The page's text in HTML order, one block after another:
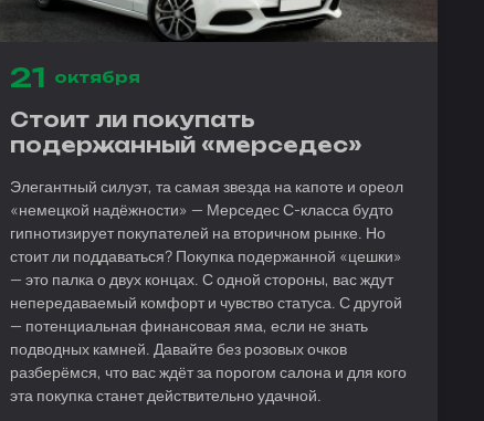
21 октября
Стоит ли покупать
подержанный «мерседес»
Элегантный силуэт, та самая звезда на капоте и ореол
«немецкой надёжности» — Мерседес С-класса будто
гипнотизирует покупателей на вторичном рынке. Но
стоит ли поддаваться? Покупка подержанной «цешки»
— это палка о двух концах. С одной стороны, вас ждут
непередаваемый комфорт и чувство статуса. С другой
— потенциальная финансовая яма, если не знать
подводных камней. Давайте без розовых очков
разберёмся, что вас ждёт за порогом салона и для кого
эта покупка станет действительно удачной.